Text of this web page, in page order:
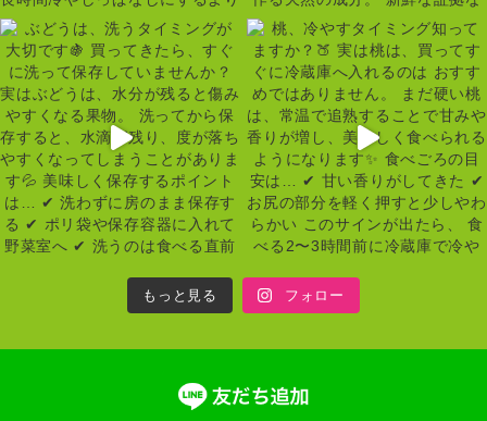
もっと見る フォロー